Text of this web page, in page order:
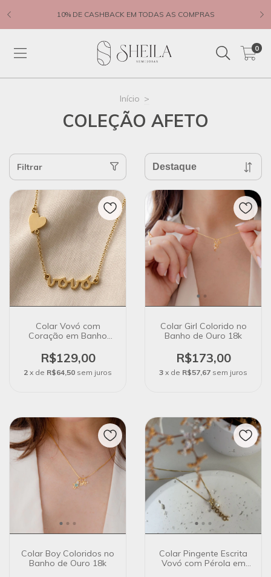
10% DE CASHBACK EM TODAS AS COMPRAS
0
Início >
COLEÇÃO AFETO
Filtrar
Colar Vovó com
Coração em Banho
R$129,00
2 x de R$64,50 sem juros
Colar Girl Colorido no
Banho de Ouro 18k
R$173,00
3 x de R$57,67 sem juros
Colar Boy Coloridos no
Banho de Ouro 18k
Colar Pingente Escrita
Vovó com Pérola em